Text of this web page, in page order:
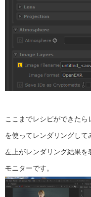
ここまでレシピができた
を使ってレンダリングして
左上がレンダリング結果
モニターです。